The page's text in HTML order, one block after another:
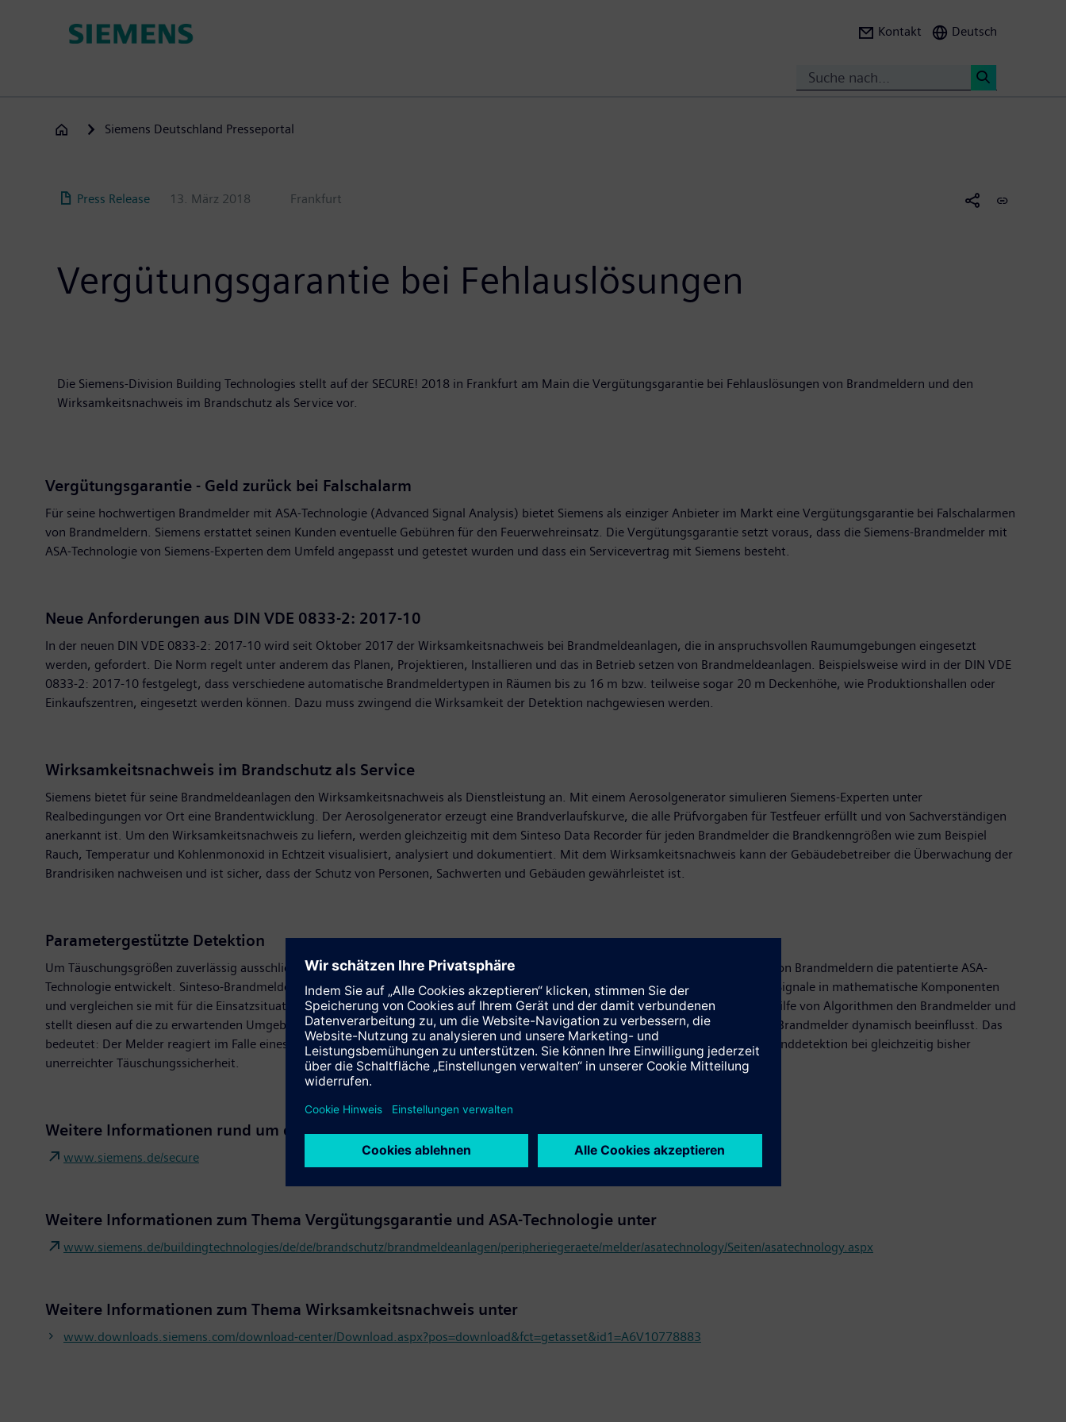
Kontakt Deutsch
Siemens Deutschland Presseportal
Press Release 13. März 2018 Frankfurt
Vergütungsgarantie bei Fehlauslösungen
Die Siemens-Division Building Technologies stellt auf der SECURE! 2018 in Frankfurt am Main die Vergütungsgarantie bei Fehlauslösungen von Brandmeldern und den
Wirksamkeitsnachweis im Brandschutz als Service vor.
Vergütungsgarantie - Geld zurück bei Falschalarm
Für seine hochwertigen Brandmelder mit ASA-Technologie (Advanced Signal Analysis) bietet Siemens als einziger Anbieter im Markt eine Vergütungsgarantie bei Falschalarmen
von Brandmeldern. Siemens erstattet seinen Kunden eventuelle Gebühren für den Feuerwehreinsatz. Die Vergütungsgarantie setzt voraus, dass die Siemens-Brandmelder mit
ASA-Technologie von Siemens-Experten dem Umfeld angepasst und getestet wurden und dass ein Servicevertrag mit Siemens besteht.
Neue Anforderungen aus DIN VDE 0833-2: 2017-10
In der neuen DIN VDE 0833-2: 2017-10 wird seit Oktober 2017 der Wirksamkeitsnachweis bei Brandmeldeanlagen, die in anspruchsvollen Raumumgebungen eingesetzt
werden, gefordert. Die Norm regelt unter anderem das Planen, Projektieren, Installieren und das in Betrieb setzen von Brandmeldeanlagen. Beispielsweise wird in der DIN VDE
0833-2: 2017-10 festgelegt, dass verschiedene automatische Brandmeldertypen in Räumen bis zu 16 m bzw. teilweise sogar 20 m Deckenhöhe, wie Produktionshallen oder
Einkaufszentren, eingesetzt werden können. Dazu muss zwingend die Wirksamkeit der Detektion nachgewiesen werden.
Wirksamkeitsnachweis im Brandschutz als Service
Siemens bietet für seine Brandmeldeanlagen den Wirksamkeitsnachweis als Dienstleistung an. Mit einem Aerosolgenerator simulieren Siemens-Experten unter
Realbedingungen vor Ort eine Brandentwicklung. Der Aerosolgenerator erzeugt eine Brandverlaufskurve, die alle Prüfvorgaben für Testfeuer erfüllt und von Sachverständigen
anerkannt ist. Um den Wirksamkeitsnachweis zu liefern, werden gleichzeitig mit dem Sinteso Data Recorder für jeden Brandmelder die Brandkenngrößen wie zum Beispiel
Rauch, Temperatur und Kohlenmonoxid in Echtzeit visualisiert, analysiert und dokumentiert. Mit dem Wirksamkeitsnachweis kann der Gebäudebetreiber die Überwachung der
Brandrisiken nachweisen und ist sicher, dass der Schutz von Personen, Sachwerten und Gebäuden gewährleistet ist.
Parametergestützte Detektion
Um Täuschungsgrößen zuverlässig ausschließen zu können, hat Siemens für besondere Anforderungen an das Detektionsverhalten von Brandmeldern die patentierte ASA-
Technologie entwickelt. Sinteso-Brandmelder mit ASA-Technlogie zerlegen die von den verschiedenen Sensoren im Melder erfassten Signale in mathematische Komponenten
und vergleichen sie mit für die Einsatzsituation programmierten Vorgaben. Der jeweils gewählte ASA-Parametersatz beeinflusst mithilfe von Algorithmen den Brandmelder und
stellt diesen auf die zu erwartenden Umgebungseinflüsse am Einsatzort ein. Durch die Echtzeit-Interpretation der Situation wird der Brandmelder dynamisch beeinflusst. Das
bedeutet: Der Melder reagiert im Falle eines Feuers sensibler, im Falle einer Täuschung robuster. Das Resultat ist eine einzigartige Branddetektion bei gleichzeitig bisher
unerreichter Täuschungssicherheit.
Weitere Informationen rund um den Messeauftritt von Siemens auf der SECURE! finden Sie unter
www.siemens.de/secure
Weitere Informationen zum Thema Vergütungsgarantie und ASA-Technologie unter
www.siemens.de/buildingtechnologies/de/de/brandschutz/brandmeldeanlagen/peripheriegeraete/melder/asatechnology/Seiten/asatechnology.aspx
Weitere Informationen zum Thema Wirksamkeitsnachweis unter
www.downloads.siemens.com/download-center/Download.aspx?pos=download&fct=getasset&id1=A6V10778883